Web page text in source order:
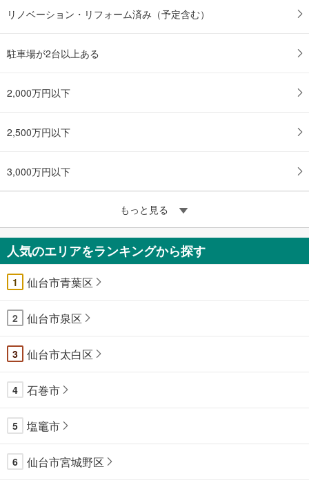
リノベーション・リフォーム済み（予定含む）
駐車場が2台以上ある
2,000万円以下
2,500万円以下
3,000万円以下
もっと見る
人気のエリアをランキングから探す
1 仙台市青葉区
2 仙台市泉区
3 仙台市太白区
4 石巻市
5 塩竈市
6 仙台市宮城野区